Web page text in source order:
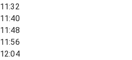
11:32
11:40
11:48
11:56
12:04